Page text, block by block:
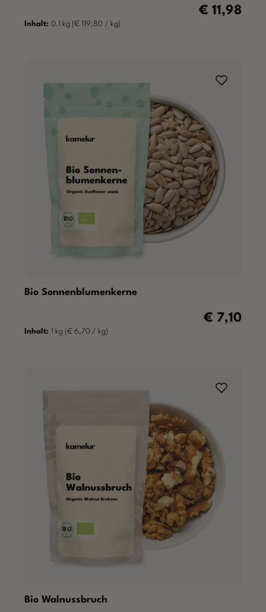
Regulärer
€ 11,98
Inhalt: 0.1 kg (€ 119,80 / kg)
Bio Sonnenblumenkerne
Regulärer
€ 7,10
Inhalt: 1 kg (€ 6,70 / kg)
Bio Walnussbruch